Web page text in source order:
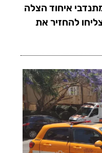
איחוד הצלה
להחזיר את